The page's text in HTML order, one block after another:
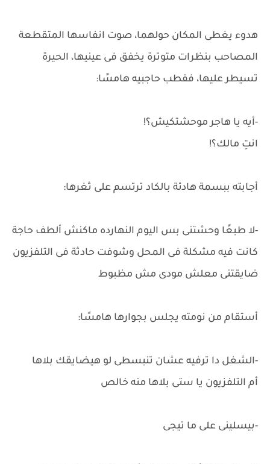
هدوء يغطى المكان حولهما، صوت انفاسها المتقطعة
المصاحب بنظرات متوترة يخفق فى عينيها، الحيرة
تسيطر عليها، فقطب حاجبيه هامسًا:
-أيه يا هاجر موحشتكيش؟!
انتِ مالك؟!
أجابته ببسمة هادئة بالكاد ترتسم على ثغرها:
-لا طبعًا وحشتنى بس اليوم النهارده ماكنش ألطف حاجة
كانت فيه مشكلة فى المحل وشوفت حادثة فى التلفزيون
ضايقتنى معلش مودى مش مظبوط
أستقام من نومته يجلس بجوارها هامسًا:
-الشغل دا ترفيه عشان تنبسطى لو هيضايقك بلاها
أم التلفزيون يا ستى بلاها منه خالص
-بيسلينى على ما تيجى